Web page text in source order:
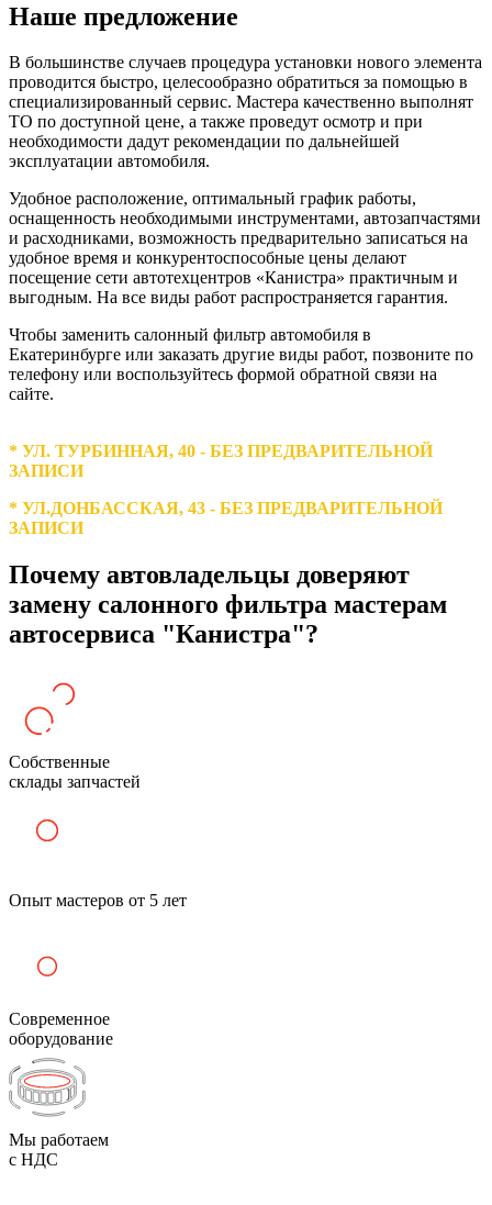
Наше предложение
В большинстве случаев процедура установки нового элемента
проводится быстро, целесообразно обратиться за помощью в
специализированный сервис. Мастера качественно выполнят
ТО по доступной цене, а также проведут осмотр и при
необходимости дадут рекомендации по дальнейшей
эксплуатации автомобиля.
Удобное расположение, оптимальный график работы,
оснащенность необходимыми инструментами, автозапчастями
и расходниками, возможность предварительно записаться на
удобное время и конкурентоспособные цены делают
посещение сети автотехцентров «Канистра» практичным и
выгодным. На все виды работ распространяется гарантия.
Чтобы заменить салонный фильтр автомобиля в
Екатеринбурге или заказать другие виды работ, позвоните по
телефону или воспользуйтесь формой обратной связи на
сайте.
* УЛ. ТУРБИННАЯ, 40 - БЕЗ ПРЕДВАРИТЕЛЬНОЙ
ЗАПИСИ
* УЛ.ДОНБАССКАЯ, 43 - БЕЗ ПРЕДВАРИТЕЛЬНОЙ
ЗАПИСИ
Почему автовладельцы доверяют
замену салонного фильтра мастерам
автосервиса "Канистра"?
Собственные
склады запчастей
Опыт мастеров от 5 лет
Современное
оборудование
Мы работаем
с НДС